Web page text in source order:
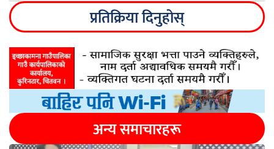
प्रतिक्रिया दिनुहोस्
अन्य समाचारहरू